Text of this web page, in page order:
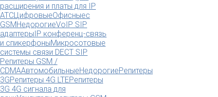
расширения и платы для IP
АТСЦифровыеОфисныес
GSMНедорогиеVoIP SIP
адаптерыIP конференц-связь
и спикерфоныМикросотовые
системы связи DECT SIP
Репитеры GSM /
CDMAАвтомобильныеНедорогиеРепитеры
3GРепитеры 4G LTEРепитеры
3G 4G сигнала для